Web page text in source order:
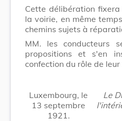
Cette délibération
la voirie, en même
chemins sujets à
MM. les conducteurs
propositions et s'en
confection du rôle de
Luxembourg, le
13 septembre
1921.
Le